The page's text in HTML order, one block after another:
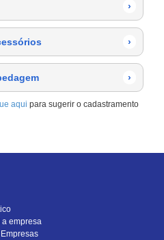
›
›
›
aqui para sugerir o cadastramento
a empresa